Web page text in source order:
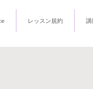
レッスン規約 講